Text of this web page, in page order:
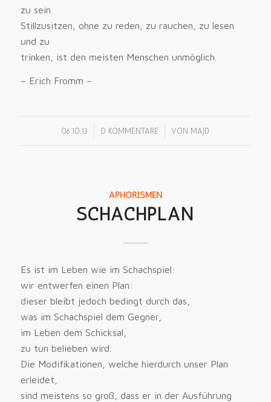
zu sein.
Stillzusitzen, ohne zu reden, zu rauchen, zu lesen
und zu
trinken, ist den meisten Menschen unmöglich.
– Erich Fromm –
06.10.13 0 KOMMENTARE
/ VON MAJD
APHORISMEN
SCHACHPLAN
Es ist im Leben wie im Schachspiel:
wir entwerfen einen Plan:
dieser bleibt jedoch bedingt durch das,
was im Schachspiel dem Gegner,
im Leben dem Schicksal,
zu tun belieben wird.
Die Modifikationen, welche hierdurch unser Plan
erleidet,
sind meistens so groß, dass er in der Ausführung